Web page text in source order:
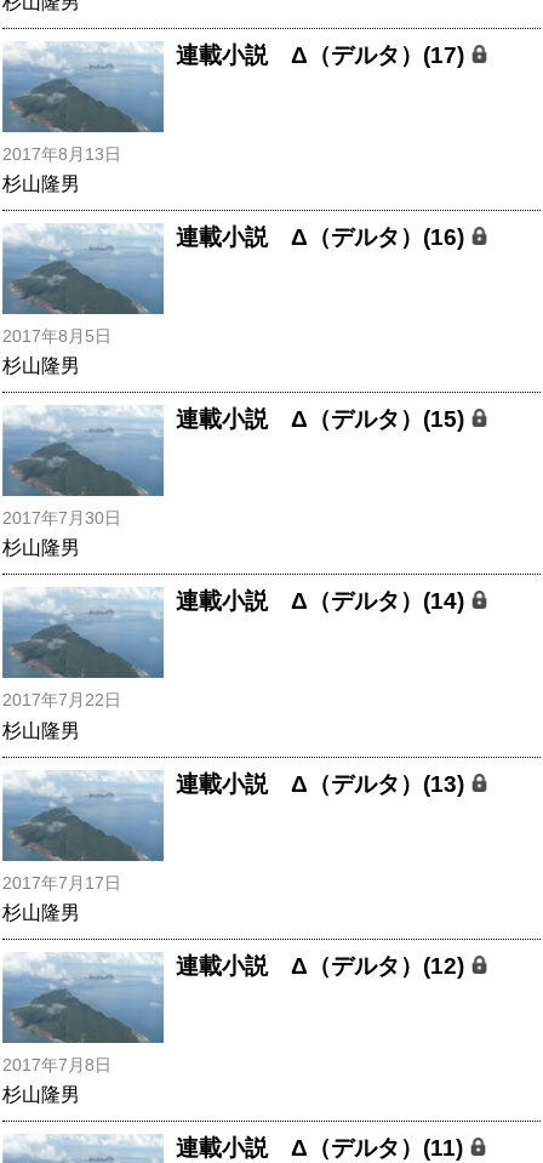
連載小説 Δ（デルタ）(17)
2017年8月13日
杉山隆男
連載小説 Δ（デルタ）(16)
2017年8月5日
杉山隆男
連載小説 Δ（デルタ）(15)
2017年7月30日
杉山隆男
連載小説 Δ（デルタ）(14)
2017年7月22日
杉山隆男
連載小説 Δ（デルタ）(13)
2017年7月17日
杉山隆男
連載小説 Δ（デルタ）(12)
2017年7月8日
杉山隆男
連載小説 Δ（デルタ）(11)